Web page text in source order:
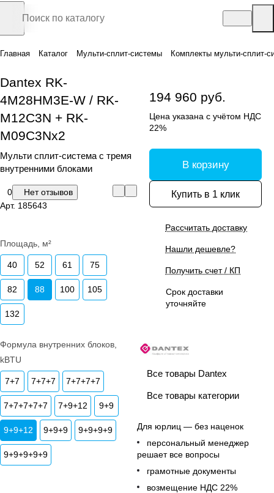
Главная Каталог Мульти-сплит-системы Комплекты мульти-сплит-
Dantex RK-
4M28HM3E-W / RK-
M12C3N + RK-
M09C3Nx2
Мульти сплит-система с тремя
внутренними блоками
0
Нет отзывов
Арт. 185643
Площадь, м²
40 52 61 75
82 88 100 105
132
Формула внутренних блоков,
kBTU
7+7 7+7+7 7+7+7+7
7+7+7+7+7 7+9+12 9+9
9+9+12 9+9+9 9+9+9+9
9+9+9+9+9
194 960 руб.
Цена указана с учётом НДС
22%
В корзину
Купить в 1 клик
Рассчитать доставку
Нашли дешевле?
Получить счет / КП
Срок доставки
уточняйте
Все товары Dantex
Все товары категории
Для юрлиц — без наценок
персональный менеджер
решает все вопросы
грамотные документы
возмещение НДС 22%